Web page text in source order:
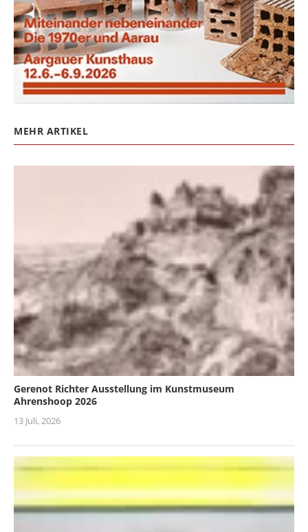
MEHR ARTIKEL
Gerenot Richter Ausstellung im Kunstmuseum
Ahrenshoop 2026
13 Juli, 2026